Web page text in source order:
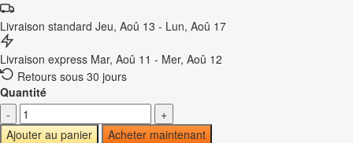
Livraison standard Jeu, Aoû 13 - Lun, Aoû 17
Livraison express Mar, Aoû 11 - Mer, Aoû 12
Retours sous 30 jours
Quantité
-
+
Ajouter au panier
Acheter maintenant